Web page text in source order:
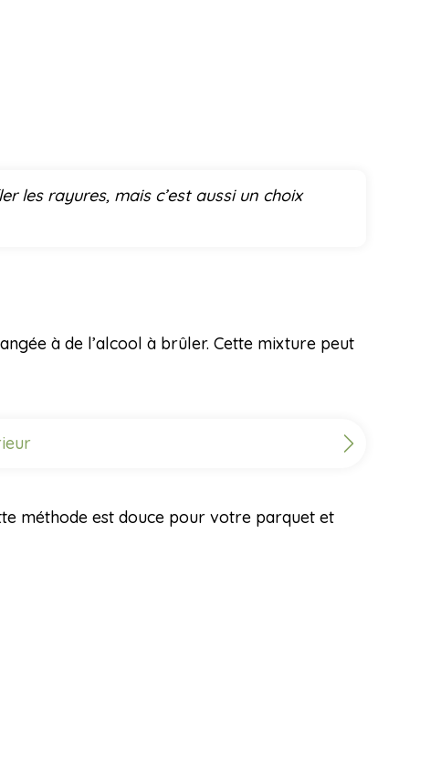
les rayures, mais c’est aussi un choix
à de l’alcool à brûler. Cette mixture peut
méthode est douce pour votre parquet et